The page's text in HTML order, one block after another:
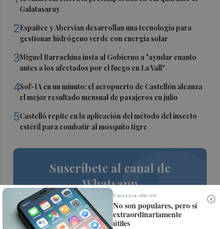
Galatasaray
2Espaitec y Abervian desarrollan una tecnología para
gestionar hidrógeno verde con energía solar
3Miguel Barrachina insta al Gobierno a "ayudar cuanto
antes a los afectados por el fuego en La Vall"
4Sof-IA en un minuto: el aeropuerto de Castellón alcanza
el mejor resultado mensual de pasajeros en julio
5Castelló repite en la aplicación del método del insecto
estéril para combatir al mosquito tigre
Suscríbete al canal de
Whatsapp
Siempre al día de las últimas noticias
¡Quiero suscribirme!
9 apps que valen oro
No son populares, pero sí
extraordinariamente
útiles